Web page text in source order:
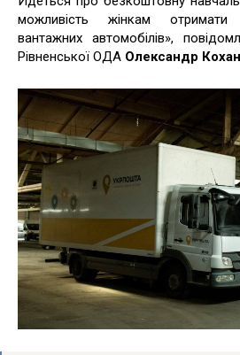
можливість жінкам отримати
вантажних автомобілів»,
Рівненської ОДА Олександр Кохан